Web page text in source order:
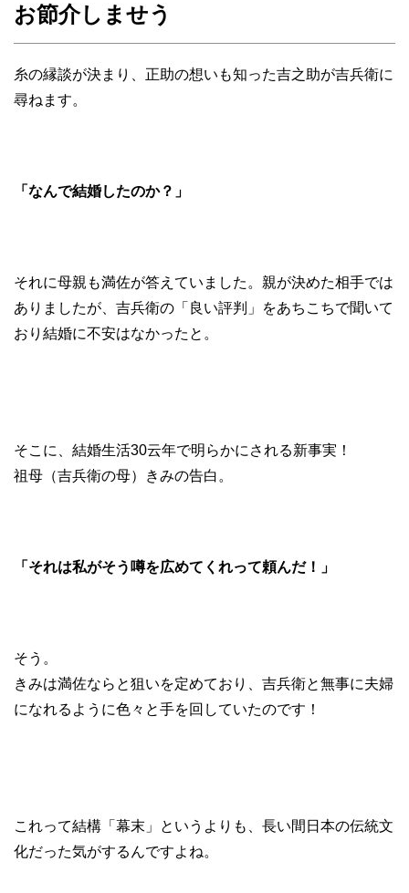
お節介しませう
糸の縁談が決まり、正助の想いも知った吉之助が吉兵衛に
尋ねます。
「なんで結婚したのか？」
それに母親も満佐が答えていました。親が決めた相手では
ありましたが、吉兵衛の「良い評判」をあちこちで聞いて
おり結婚に不安はなかったと。
そこに、結婚生活30云年で明らかにされる新事実！
祖母（吉兵衛の母）きみの告白。
「それは私がそう噂を広めてくれって頼んだ！」
そう。
きみは満佐ならと狙いを定めており、吉兵衛と無事に夫婦
になれるように色々と手を回していたのです！
これって結構「幕末」というよりも、長い間日本の伝統文
化だった気がするんですよね。